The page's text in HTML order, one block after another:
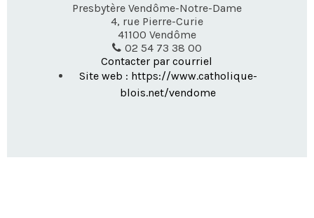
Presbytère Vendôme-Notre-Dame
4, rue Pierre-Curie
41100 Vendôme
02 54 73 38 00
Contacter par courriel
Site web : https://www.catholique-
blois.net/vendome